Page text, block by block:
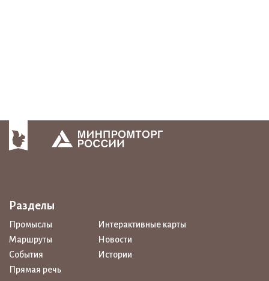
Разделы
Промыслы
Интерактивные карты
Маршруты
Новости
События
Истории
Прямая речь